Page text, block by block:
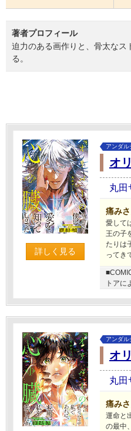
著者プロフィール
迫力のある画作りと、骨太な
る。
詳しく見る
アンダル
オ
丸田
痛み
愛して
王の子
たりは
って
トアに
アンダル
オ
丸田
痛み
運命と
の最中